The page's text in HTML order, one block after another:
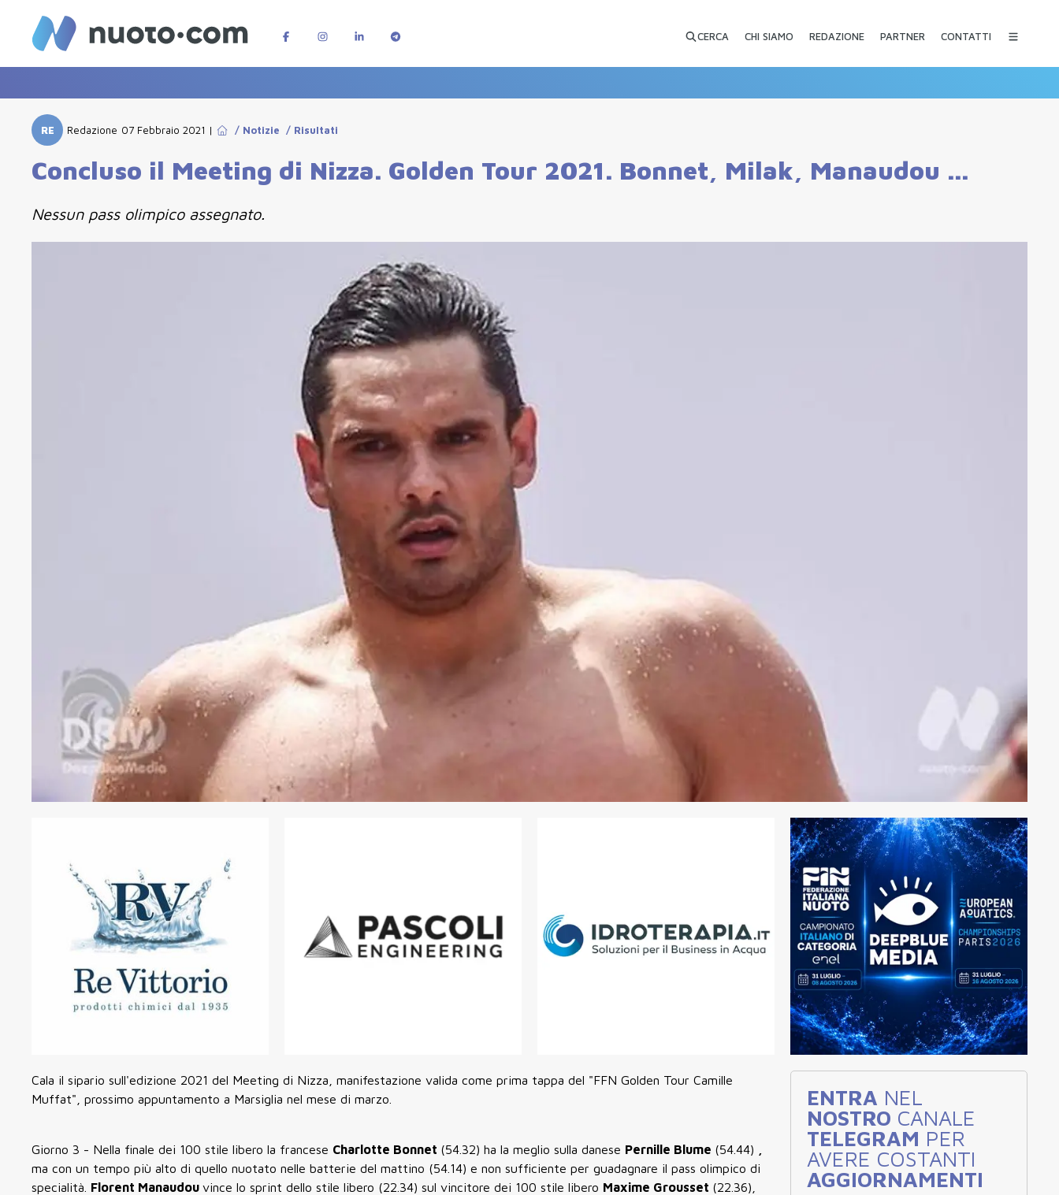
CERCA CHI SIAMO REDAZIONE PARTNER CONTATTI
RE Redazione 07 Febbraio 2021 | / Notizie / Risultati
Concluso il Meeting di Nizza. Golden Tour 2021. Bonnet, Milak, Manaudou ...
Nessun pass olimpico assegnato.
Cala il sipario sull'edizione 2021 del Meeting di Nizza, manifestazione valida come prima tappa del "FFN Golden Tour Camille
Muffat", prossimo appuntamento a Marsiglia nel mese di marzo.
Giorno 3 - Nella finale dei 100 stile libero la francese Charlotte Bonnet (54.32) ha la meglio sulla danese Pernille Blume (54.44)
ma con un tempo più alto di quello nuotato nelle batterie del mattino (54.14) e non sufficiente per guadagnare il pass olimpico di
specialità. Florent Manaudou vince lo sprint dello stile libero (22.34) sul vincitore dei 100 stile libero Maxime Grousset (22.36),
ENTRA NEL
NOSTRO CANALE
TELEGRAM PER
AVERE COSTANTI
AGGIORNAMENTI